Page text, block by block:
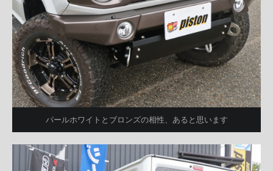
パールホワイトとブロンズの相性、あると思います